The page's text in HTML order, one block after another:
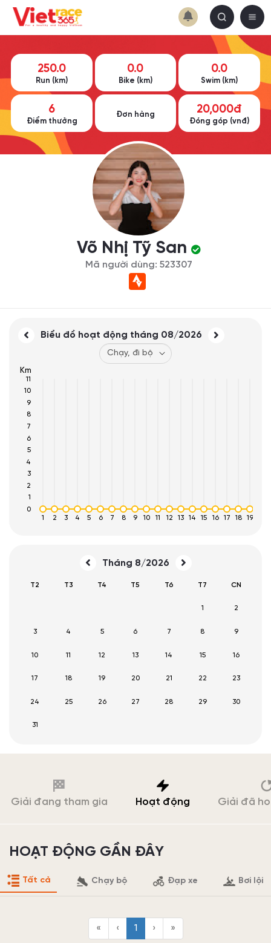
250.0
Run (km)
0.0
Bike (km)
0.0
Swim (km)
6
Điểm thưởng
Đơn hàng 20,000đ
Đóng góp (vnđ)
Võ Nhị Tỹ San
Mã người dùng: 523307
Biểu đồ hoạt động tháng 08/2026
1 2 3 4 5 6 7 8 9 10 11 12 13 14 15 16 17 18 19
0
1
2
3
4
5
6
7
8
9
10
11
Km
Tháng 8/2026
T2 T3 T4 T5 T6 T7 CN
1 2
3 4 5 6 7 8 9
10 11 12 13 14 15 16
17 18 19 20 21 22 23
24 25 26 27 28 29 30
31
Giải đang tham gia Hoạt động Giải đã
HOẠT ĐỘNG GẦN ĐÂY
Tất cả Chạy bộ Đạp xe Bơi lội
« ‹ 1 › »